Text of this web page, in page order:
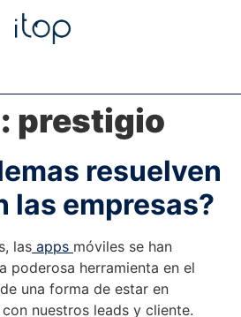
prestigio
resuelven
las empresas?
las apps móviles se han
poderosa herramienta en el
una forma de estar en
nuestros leads y cliente.